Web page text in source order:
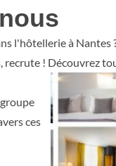
l'hôtellerie à Nantes
! Découvrez
ces